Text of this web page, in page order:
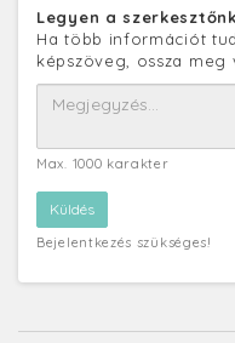
Legyen a
Ha több információt
képszöveg, ossza meg
Max. 1000 karakter
Bejelentkezés szükséges!